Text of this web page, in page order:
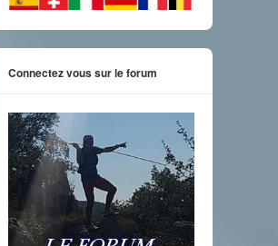
Connectez vous sur le forum